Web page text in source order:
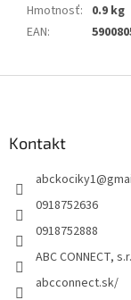
Hmotnosť: 0.9 kg
EAN:
Kontakt
abckociky1@
0918752636
0918752888
ABC CONNECT,
abcconnect.sk/